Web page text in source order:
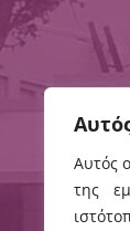
Αυτός
της